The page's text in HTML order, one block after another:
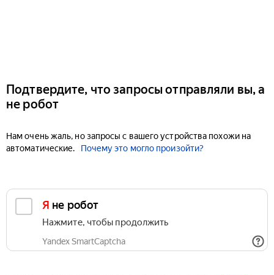
Подтвердите, что запросы отправляли вы, а
не робот
Нам очень жаль, но запросы с вашего устройства похожи на
автоматические.
Почему это могло произойти?
Я не робот
Нажмите, чтобы продолжить
Yandex SmartCaptcha